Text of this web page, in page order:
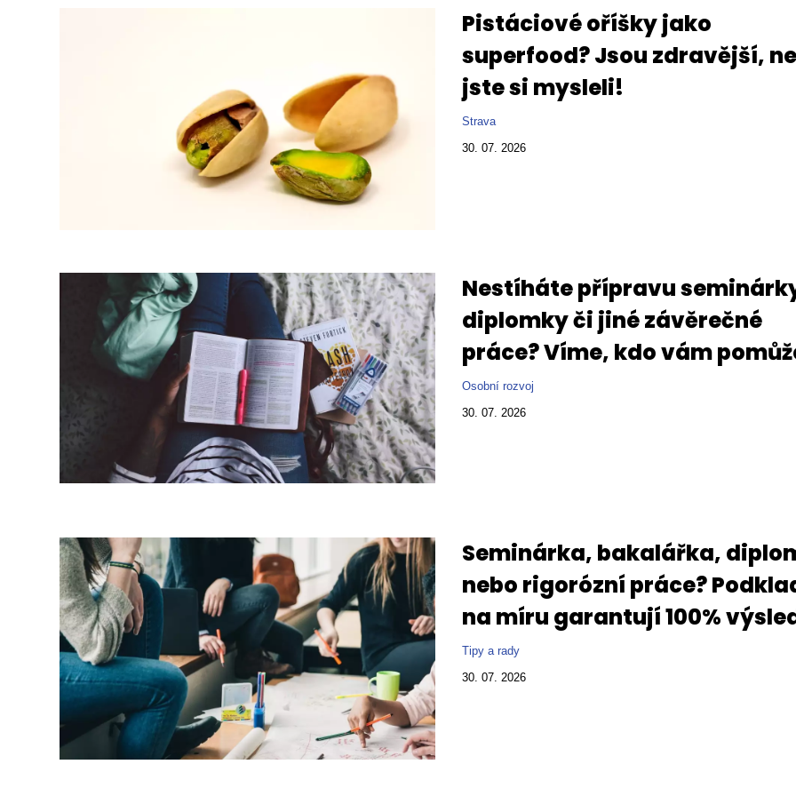
Pistáciové oříšky jako
superfood? Jsou zdravější,
jste si mysleli!
Strava
30. 07. 2026
Nestíháte přípravu
diplomky či jiné závěrečné
práce? Víme, kdo vám
Osobní rozvoj
30. 07. 2026
Seminárka, bakalářka,
nebo rigorózní práce?
na míru garantují 100%
Tipy a rady
30. 07. 2026